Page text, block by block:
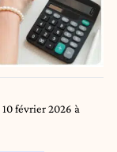
10 février 2026 à